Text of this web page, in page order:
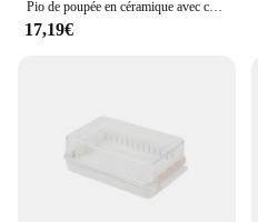
Pio de poupée en céramique avec couvercle, gardien de poupée français à laisser sur le comptoir avec ligne d'eau, récipient pour la maison, britannique
17,19€